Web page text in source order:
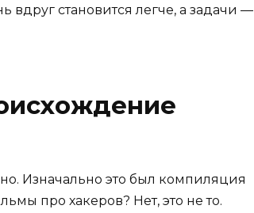
вдруг становится легче, а задачи —
Изначально это был компиляция
про хакеров? Нет, это не то.